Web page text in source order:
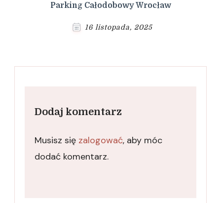
Parking Całodobowy Wrocław
16 listopada, 2025
Dodaj komentarz
Musisz się zalogować, aby móc
dodać komentarz.